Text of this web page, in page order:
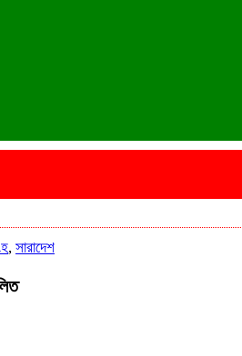
, সারাদেশ